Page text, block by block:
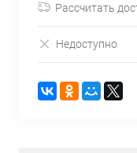
Рассчитать
Недоступно